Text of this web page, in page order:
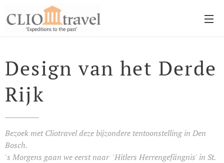
Design van het Derde
Rijk
Bezoek met Cliotravel deze bijzondere tentoonstelling in Den
Bosch.
's Morgens gaan we eerst naar 'Hitlers Herrengefängnis' in St.